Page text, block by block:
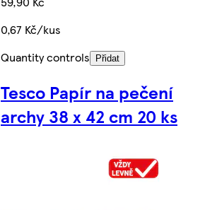
0,67 Kč/kus
Quantity controls
Přidat
Tesco Papír na pečení
archy 38 x 42 cm 20 ks